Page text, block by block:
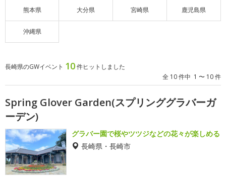
熊本県 大分県 宮崎県 鹿児島県
沖縄県
長崎県のGWイベント 10件ヒットしました
全 10 件中 1 〜 10 件
Spring Glover Garden(スプリンググラバーガ
ーデン)
グラバー園で桜やツツジなどの花々が楽しめる
長崎県・長崎市